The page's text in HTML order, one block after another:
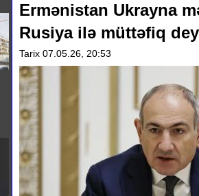
Ermənistan Ukrayna
Rusiya ilə müttəfiq
Tarix 07.05.26, 20:53